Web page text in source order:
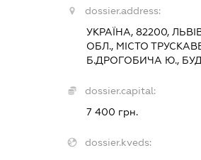
dossier.address:
УКРАЇНА, 82200,
ОБЛ., МІСТО
Б.ДРОГОБИЧА Ю.,
dossier.capital:
7 400 грн.
dossier.kveds: